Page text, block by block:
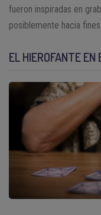
fueron inspiradas en
posiblemente hacia
EL HIEROFANTE